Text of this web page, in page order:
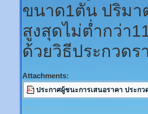
ขนาด1ตัน ปริมา
สูงสุดไม่ต่ำกว่า
ด้วยวิธีประกวดร
Attachments:
ประกาศผู้ชนะการเสนอราคา ประก